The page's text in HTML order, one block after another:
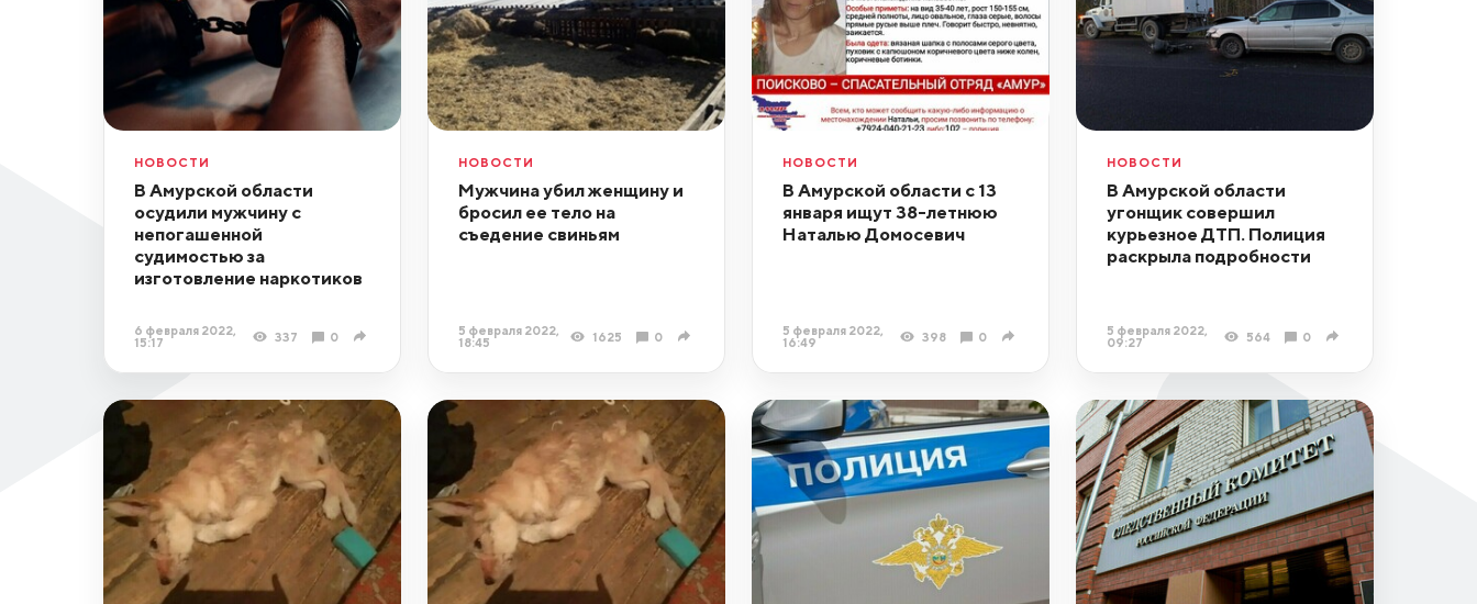
НОВОСТИ
В Амурской области
осудили мужчину с
непогашенной
судимостью за
изготовление наркотиков
6 февраля 2022,
15:17
337 0
НОВОСТИ
Мужчина убил женщину и
бросил ее тело на
съедение свиньям
5 февраля 2022,
18:45
1625 0
НОВОСТИ
В Амурской области с 13
января ищут 38-летнюю
Наталью Домосевич
5 февраля 2022,
16:49
398 0
НОВОСТИ
В Амурской области
угонщик совершил
курьезное ДТП. Полиция
раскрыла подробности
5 февраля 2022,
09:27
564 0